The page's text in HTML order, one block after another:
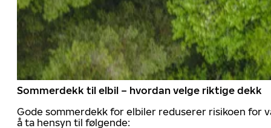
Sommerdekk til elbil – hvordan velge riktige dekk
Gode sommerdekk for elbiler reduserer risikoen for
å ta hensyn til følgende: